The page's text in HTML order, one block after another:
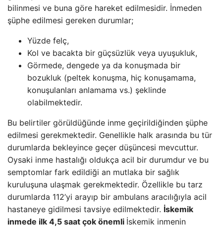
bilinmesi ve buna göre hareket edilmesidir. İnmeden
şüphe edilmesi gereken durumlar;
Yüzde felç,
Kol ve bacakta bir güçsüzlük veya uyuşukluk,
Görmede, dengede ya da konuşmada bir
bozukluk (peltek konuşma, hiç konuşamama,
konuşulanları anlamama vs.) şeklinde
olabilmektedir.
Bu belirtiler görüldüğünde inme geçirildiğinden şüphe
edilmesi gerekmektedir. Genellikle halk arasında bu tür
durumlarda bekleyince geçer düşüncesi mevcuttur.
Oysaki inme hastalığı oldukça acil bir durumdur ve bu
semptomlar fark edildiği an mutlaka bir sağlık
kuruluşuna ulaşmak gerekmektedir. Özellikle bu tarz
durumlarda 112’yi arayıp bir ambulans aracılığıyla acil
hastaneye gidilmesi tavsiye edilmektedir. İskemik
inmede ilk 4,5 saat çok önemli İskemik inmenin